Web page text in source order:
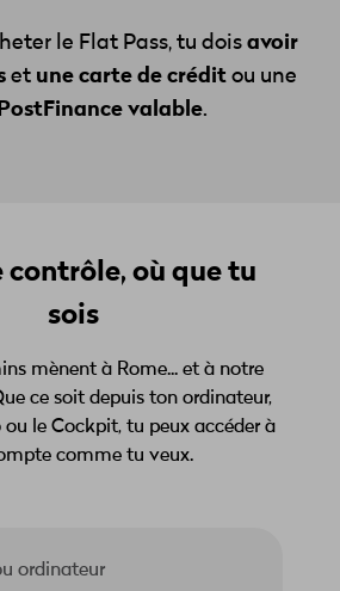
le Flat Pass, tu dois avoir
et une carte de crédit ou une
valable.
contrôle, où que tu
sois
mènent à Rome... et à notre
ce soit depuis ton ordinateur,
le Cockpit, tu peux accéder à
comme tu veux.
ordinateur